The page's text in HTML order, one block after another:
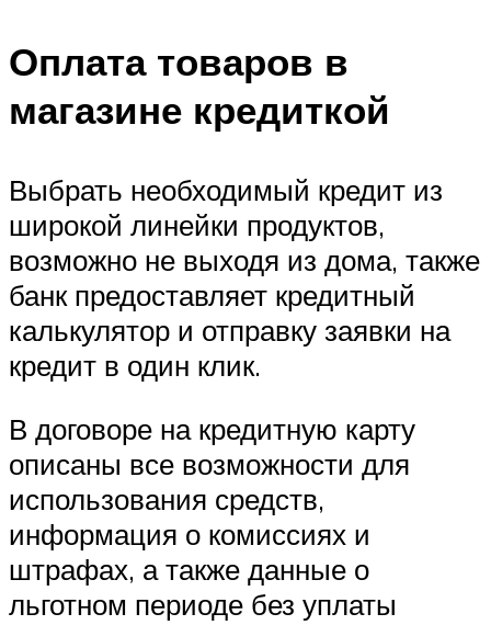
Оплата товаров в
магазине кредиткой
Выбрать необходимый кредит из
широкой линейки продуктов,
возможно не выходя из дома, также
банк предоставляет кредитный
калькулятор и отправку заявки на
кредит в один клик.
В договоре на кредитную карту
описаны все возможности для
использования средств,
информация о комиссиях и
штрафах, а также данные о
льготном периоде без уплаты